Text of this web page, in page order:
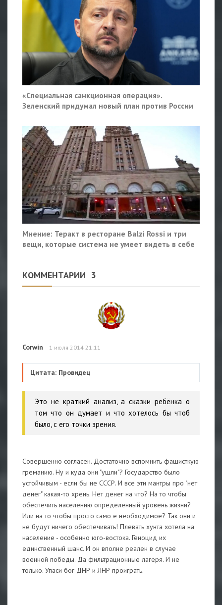
«Специальная санкционная операция».
Зеленский придумал новый план против России
Мнение: Теракт в ресторане Balzi Rossi и три
вещи, которые система не умеет видеть в себе
КОММЕНТАРИИ 3
Corwin 1 июля 2014 21:11
Цитата: Провидец
Это не краткий анализ, а сказки ребёнка о
том что он думает и что хотелось бы чтоб
было, с его точки зрения.
Совершенно согласен. Достаточно вспомнить фашисткую
греманию. Ну и куда они "ушли"? Государство было
устойчивым - если бы не СССР. И все эти мантры про "нет
денег" какая-то хрень. Нет денег на что? На то чтобы
обеспечить населению определенный уровень жизни?
Или на то чтобы просто само е необходимое? Так они и
не будут ничего обеспечивать! Плевать хунта хотела на
население - особенно юго-востока. Геноцид их
единственный шанс. И он вполне реален в случае
военной победы. Да фильтрационные лагеря. И не
только. Упаси бог ДНР и ЛНР проиграть.